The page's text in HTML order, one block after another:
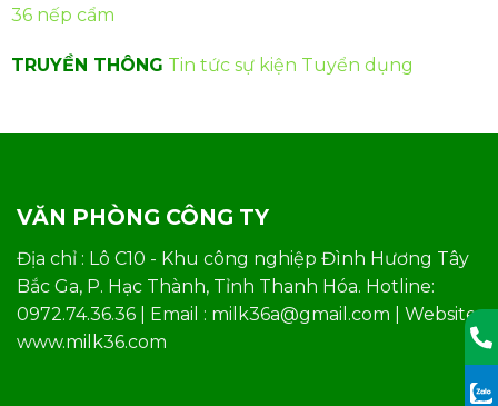
36 nếp cẩm
TRUYỀN THÔNG Tin tức sự kiện Tuyển dụng
VĂN PHÒNG CÔNG TY
Địa chỉ : Lô C10 - Khu công nghiệp Đình Hương Tây
Bắc Ga, P. Hạc Thành, Tỉnh Thanh Hóa. Hotline:
0972.74.36.36 | Email : milk36a@gmail.com | Website:
www.milk36.com